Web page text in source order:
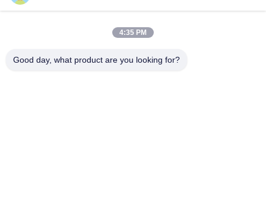
4:35 PM
Good day, what product are you looking for?